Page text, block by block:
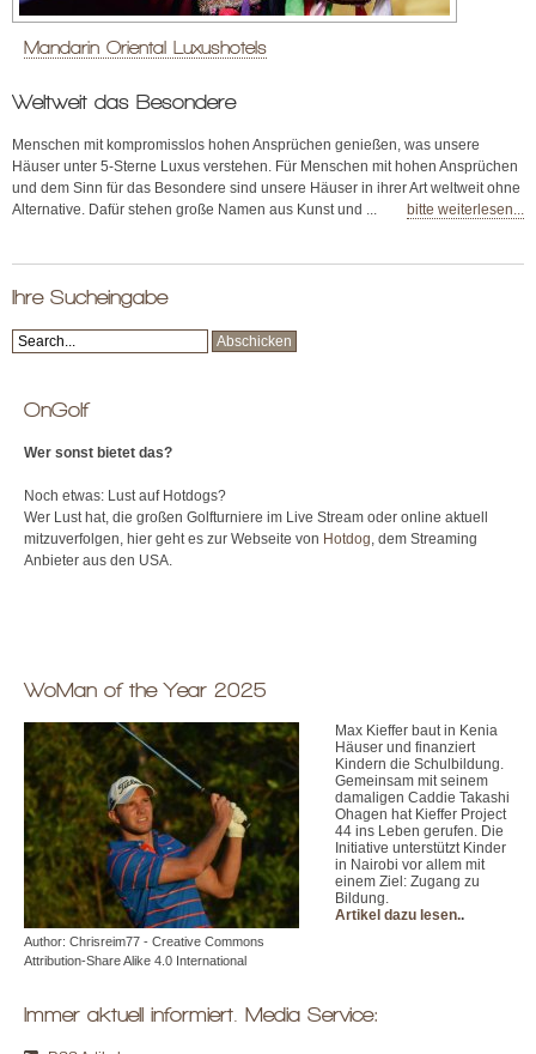
Mandarin Oriental Luxushotels
Weltweit das Besondere
Menschen mit kompromisslos hohen Ansprüchen genießen, was unsere
Häuser unter 5-Sterne Luxus verstehen. Für Menschen mit hohen Ansprüchen
und dem Sinn für das Besondere sind unsere Häuser in ihrer Art weltweit ohne
Alternative. Dafür stehen große Namen aus Kunst und ...
bitte weiterlesen...
Ihre Sucheingabe
OnGolf
Wer sonst bietet das?
Noch etwas: Lust auf Hotdogs?
Wer Lust hat, die großen Golfturniere im Live Stream oder online aktuell
mitzuverfolgen, hier geht es zur Webseite von Hotdog , dem Streaming
Anbieter aus den USA.
WoMan of the Year 2025
Author: Chrisreim77 - Creative Commons
Attribution-Share Alike 4.0 International
Max Kieffer baut in Kenia
Häuser und finanziert
Kindern die Schulbildung.
Gemeinsam mit seinem
damaligen Caddie Takashi
Ohagen hat Kieffer Project
44 ins Leben gerufen. Die
Initiative unterstützt Kinder
in Nairobi vor allem mit
einem Ziel: Zugang zu
Bildung.
Artikel dazu lesen..
Immer aktuell informiert. Media Service: